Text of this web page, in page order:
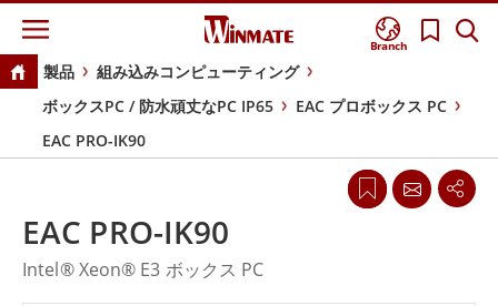
Branch
製品
組み込みコンピューティング
ボックスPC / 防水頑丈なPC IP65
EAC プロボックス PC
EAC PRO-IK90
EAC PRO-IK90
Intel® Xeon® E3 ボックス PC